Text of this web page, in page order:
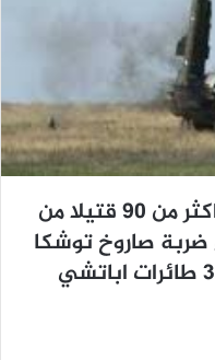
مصدر عسكري يؤكد سقوط اكثر من 90 قتيلا من
ضربة صاروخ توشكا